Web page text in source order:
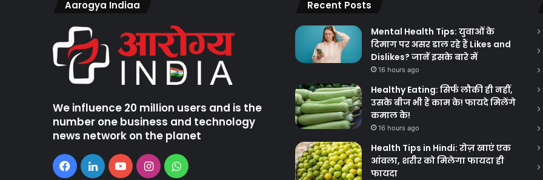
Aarogya Indiaa
We influence 20 million users and is the
number one business and technology
news network on the planet
Facebook
LinkedInYouTubeInstagramWhatsApp
Recent Posts
Mental Health Tips: युवाओं के
दिमाग पर असर डाल रहे हैं Likes and
Dislikes? जानें इसके बारे में
16 hours ago
Healthy Eating: सिर्फ लौकी ही नहीं,
उसके बीज भी हैं काम के! फायदे मिलेंगे
कमाल के!
16 hours ago
Health Tips in Hindi: रोज़ खाएं एक
आंवला, शरीर को मिलेगा फायदा ही
फायदा